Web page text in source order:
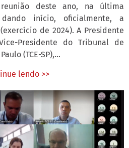
deste ano, na última
dando início, oficialmente, a
de 2024). A Presidente
Presidente do Tribunal de
(TCE-SP),...
lendo >>